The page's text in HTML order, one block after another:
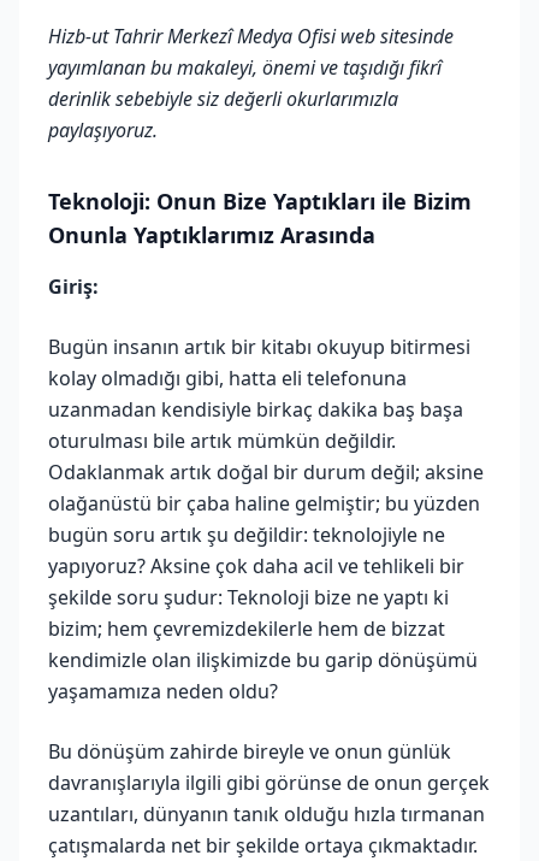
Hizb-ut Tahrir Merkezî Medya Ofisi web sitesinde
yayımlanan bu makaleyi, önemi ve taşıdığı fikrî
derinlik sebebiyle siz değerli okurlarımızla
paylaşıyoruz.
Teknoloji: Onun Bize Yaptıkları ile Bizim
Onunla Yaptıklarımız Arasında
Giriş:
Bugün insanın artık bir kitabı okuyup bitirmesi
kolay olmadığı gibi, hatta eli telefonuna
uzanmadan kendisiyle birkaç dakika baş başa
oturulması bile artık mümkün değildir.
Odaklanmak artık doğal bir durum değil; aksine
olağanüstü bir çaba haline gelmiştir; bu yüzden
bugün soru artık şu değildir: teknolojiyle ne
yapıyoruz? Aksine çok daha acil ve tehlikeli bir
şekilde soru şudur: Teknoloji bize ne yaptı ki
bizim; hem çevremizdekilerle hem de bizzat
kendimizle olan ilişkimizde bu garip dönüşümü
yaşamamıza neden oldu?
Bu dönüşüm zahirde bireyle ve onun günlük
davranışlarıyla ilgili gibi görünse de onun gerçek
uzantıları, dünyanın tanık olduğu hızla tırmanan
çatışmalarda net bir şekilde ortaya çıkmaktadır.